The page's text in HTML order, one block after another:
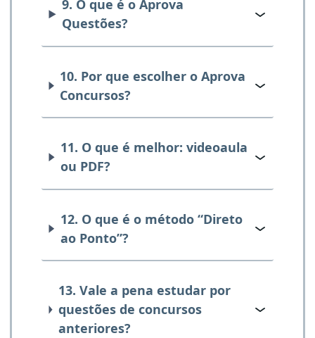
9. O que é o Aprova
Questões?
10. Por que escolher o Aprova
Concursos?
11. O que é melhor: videoaula
ou PDF?
12. O que é o método “Direto
ao Ponto”?
13. Vale a pena estudar por
questões de concursos
anteriores?